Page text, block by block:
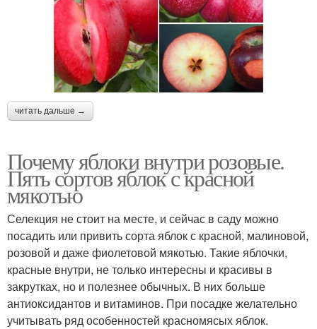
читать дальше →
Почему яблоки внутри розовые.
Пять сортов яблок с красной
мякотью
Селекция не стоит на месте, и сейчас в саду можно
посадить или привить сорта яблок с красной, малиновой,
розовой и даже фиолетовой мякотью. Такие яблочки,
красные внутри, не только интересны и красивы в
закрутках, но и полезнее обычных. В них больше
антиоксидантов и витаминов. При посадке желательно
учитывать ряд особенностей красномясых яблок.